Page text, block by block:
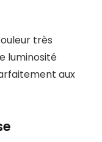
très
luminosité
aux